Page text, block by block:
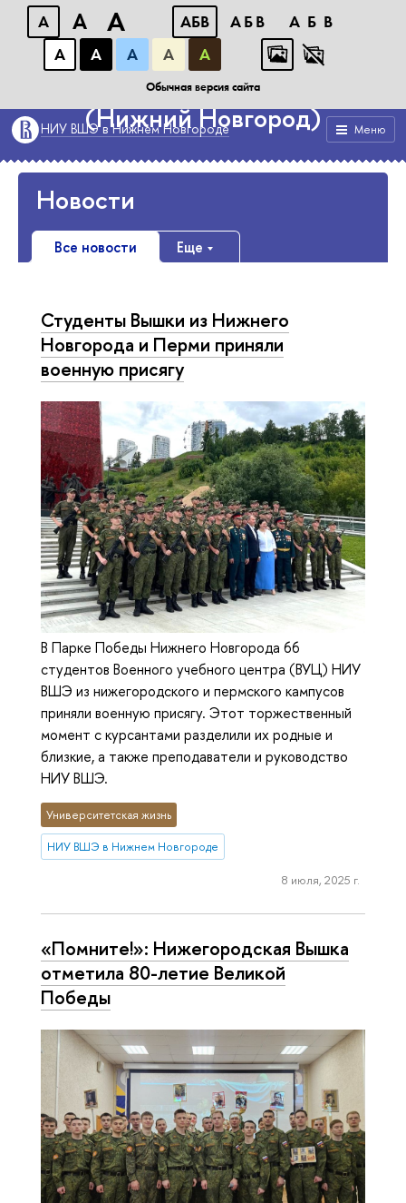
A A A АБB АБB
АБB
А
А А А А
Обычная версия сайта
Меню
НИУ ВШЭ в Нижнем Новгороде
Военный учебный центр
(Нижний Новгород)
Новости
Все новости Еще
Студенты Вышки из Нижнего
Новгорода и Перми приняли
военную присягу
В Парке Победы Нижнего Новгорода 66
студентов Военного учебного центра (ВУЦ) НИУ
ВШЭ из нижегородского и пермского кампусов
приняли военную присягу. Этот торжественный
момент с курсантами разделили их родные и
близкие, а также преподаватели и руководство
НИУ ВШЭ.
Университетская жизнь
НИУ ВШЭ в Нижнем Новгороде
8 июля, 2025 г.
«Помните!»: Нижегородская Вышка
отметила 80-летие Великой
Победы